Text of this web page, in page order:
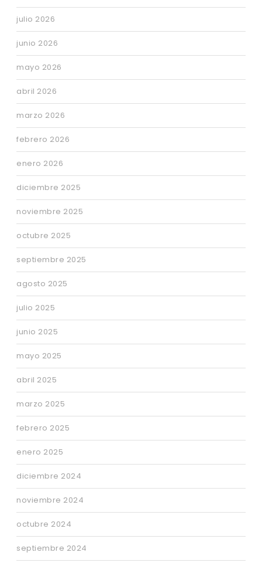
julio 2026
junio 2026
mayo 2026
abril 2026
marzo 2026
febrero 2026
enero 2026
diciembre 2025
noviembre 2025
octubre 2025
septiembre 2025
agosto 2025
julio 2025
junio 2025
mayo 2025
abril 2025
marzo 2025
febrero 2025
enero 2025
diciembre 2024
noviembre 2024
octubre 2024
septiembre 2024